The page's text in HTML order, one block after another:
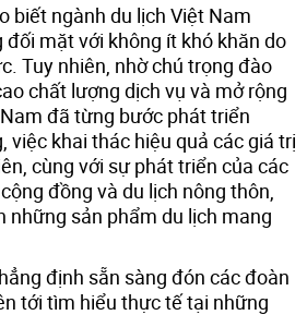
biết ngành du lịch Việt Nam
mặt với không ít khó khăn do
Tuy nhiên, nhờ chú trọng đào
chất lượng dịch vụ và mở rộng
đã từng bước phát triển
việc khai thác hiệu quả các giá trị
cùng với sự phát triển của các
đồng và du lịch nông thôn,
những sản phẩm du lịch mang
định sẵn sàng đón các đoàn
tới tìm hiểu thực tế tại những